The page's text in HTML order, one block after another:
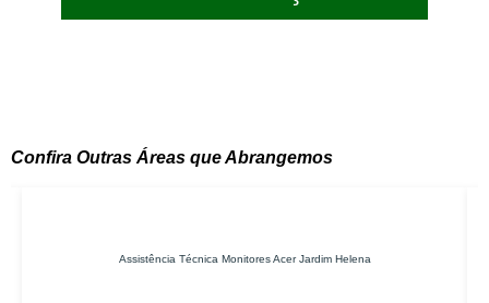
Confira Outras Áreas que Abrangemos
Assistência Técnica Monitores Acer Jardim Helena